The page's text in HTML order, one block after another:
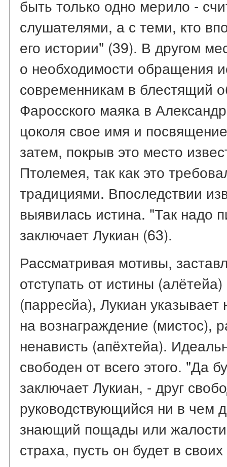
быть только одно мерило -
слушателями, а с теми, кто
его истории" (39). В другом
о необходимости обращения
современникам в блестящий
Фаросского маяка в
цоколя свое имя и
затем, покрыв это место
Птолемея, так как это
традициями. Впоследствии
выявилась истина. "Так надо
заключает Лукиан (63).
Рассматривая мотивы,
отступать от истины
(парресйа), Лукиан
на вознаграждение (мистос),
ненависть (апёхтейа).
свободен от всего этого. "Да
заключает Лукиан, - друг
руководствующийся ни в чем
знающий пощады или
страха, пусть он будет в